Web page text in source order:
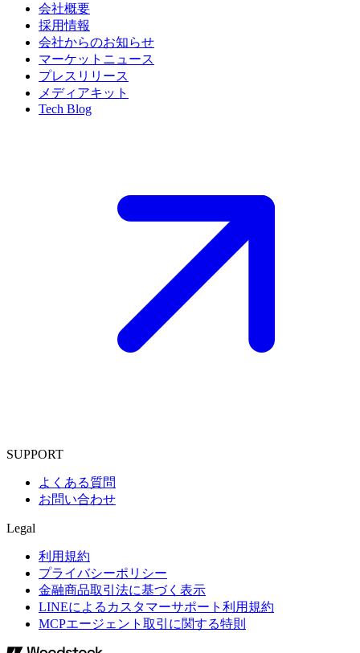
会社概要
採用情報
会社からのお知らせ
マーケットニュース
プレスリリース
メディアキット
Tech Blog
SUPPORT
よくある質問
お問い合わせ
Legal
利用規約
プライバシーポリシー
金融商品取引法に基づく表示
LINEによるカスタマーサポート利用規約
MCPエージェント取引に関する特則